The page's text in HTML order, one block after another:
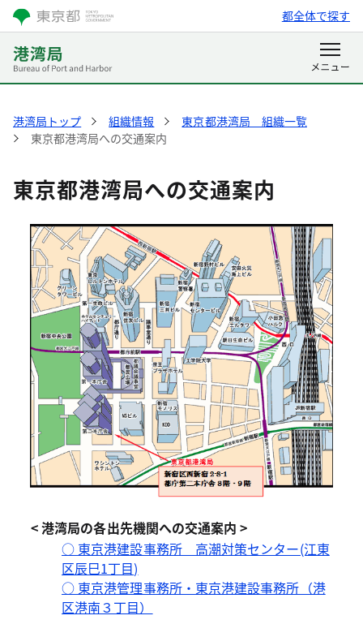
都全体で探す
港湾局トップ 組織情報
東京都港湾局 組織一覧
東京都港湾局への交通案内
東京都港湾局への交通案内
< 港湾局の各出先機関への交通案内 >
○ 東京港建設事務所 高潮対策センター(江東
区辰巳1丁目)
○ 東京港管理事務所・東京港建設事務所（港
区港南３丁目）